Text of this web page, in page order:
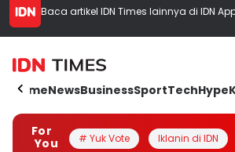
Baca artikel IDN Times lainnya di IDN
HomeNewsBusinessSportTechHype
For
You
# Yuk Vote Iklanin di IDN